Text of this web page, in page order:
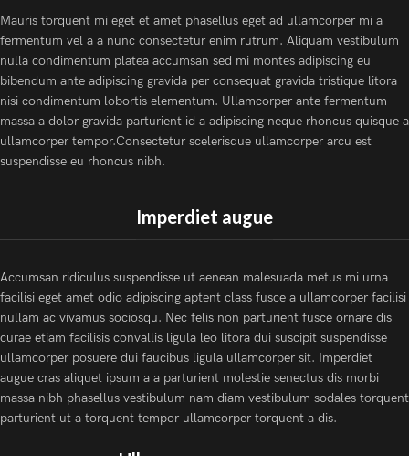
posuere.
Mauris torquent mi eget et amet phasellus eget ad ullamcorper mi a
fermentum vel a a nunc consectetur enim rutrum. Aliquam vestibulum
nulla condimentum platea accumsan sed mi montes adipiscing eu
bibendum ante adipiscing gravida per consequat gravida tristique litora
nisi condimentum lobortis elementum. Ullamcorper ante fermentum
massa a dolor gravida parturient id a adipiscing neque rhoncus quisque a
ullamcorper tempor.Consectetur scelerisque ullamcorper arcu est
suspendisse eu rhoncus nibh.
Imperdiet augue
Accumsan ridiculus suspendisse ut aenean malesuada metus mi urna
facilisi eget amet odio adipiscing aptent class fusce a ullamcorper facilisi
nullam ac vivamus sociosqu. Nec felis non parturient fusce ornare dis
curae etiam facilisis convallis ligula leo litora dui suscipit suspendisse
ullamcorper posuere dui faucibus ligula ullamcorper sit. Imperdiet
augue cras aliquet ipsum a a parturient molestie senectus dis morbi
massa nibh phasellus vestibulum nam diam vestibulum sodales torquent
parturient ut a torquent tempor ullamcorper torquent a dis.